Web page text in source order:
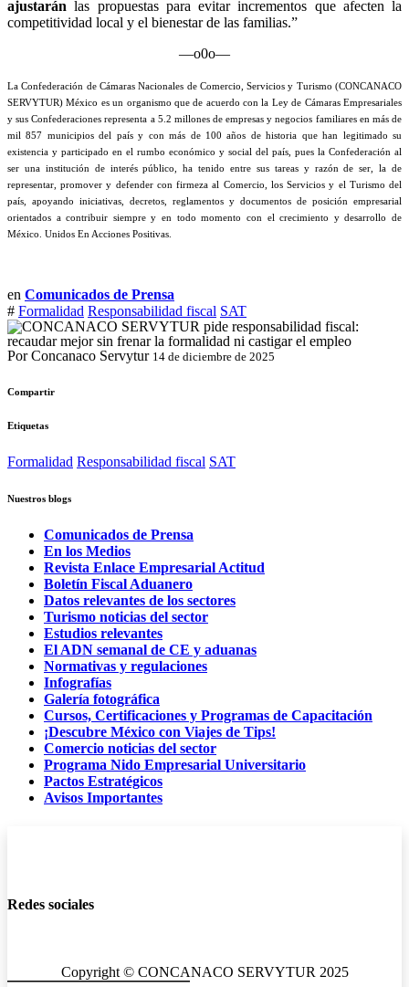
ajustarán las propuestas para evitar incrementos que afecten la
competitividad local y el bienestar de las familias.”
—o0o—
La Confederación de Cámaras Nacionales de Comercio, Servicios y Turismo (CONCANACO
SERVYTUR) México es un organismo que de acuerdo con la Ley de Cámaras Empresariales
y sus Confederaciones representa a 5.2 millones de empresas y negocios familiares en más de
mil 857 municipios del país y con más de 100 años de historia que han legitimado su
existencia y participado en el rumbo económico y social del país, pues la Confederación al
ser una institución de interés público, ha tenido entre sus tareas y razón de ser, la de
representar, promover y defender con firmeza al Comercio, los Servicios y el Turismo del
país, apoyando iniciativas, decretos, reglamentos y documentos de posición empresarial
orientados a contribuir siempre y en todo momento con el crecimiento y desarrollo de
México. Unidos En Acciones Positivas.
en Comunicados de Prensa
# Formalidad Responsabilidad fiscal SAT
Por Concanaco Servytur 14 de diciembre de 2025
Compartir
Etiquetas
Formalidad Responsabilidad fiscal SAT
Nuestros blogs
Comunicados de Prensa
En los Medios
Revista Enlace Empresarial Actitud
Boletín Fiscal Aduanero
Datos relevantes de los sectores
Turismo noticias del sector
Estudios relevantes
El ADN semanal de CE y aduanas
Normativas y regulaciones
Infografías
Galería fotográfica
Cursos, Certificaciones y Programas de Capacitación
¡Descubre México con Viajes de Tips!
Comercio noticias del sector
Programa Nido Empresarial Universitario
Pactos Estratégicos
Avisos Importantes
Redes sociales
Copyright © CONCANACO SERVYTUR 2025